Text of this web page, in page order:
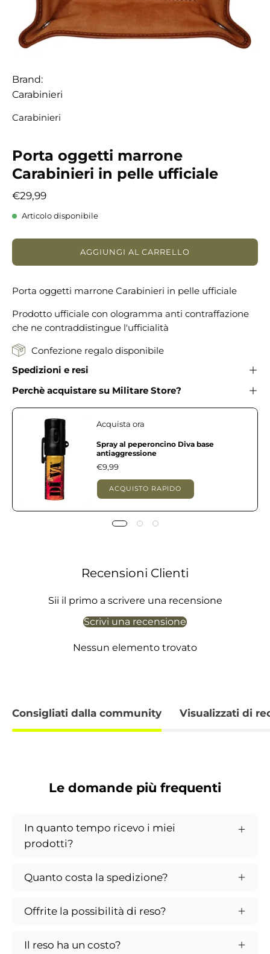
Brand:
Carabinieri
Carabinieri
Porta oggetti marrone
Carabinieri in pelle ufficiale
€29,99
Articolo disponibile
AGGIUNGI AL CARRELLO
Porta oggetti marrone Carabinieri in pelle ufficiale
Prodotto ufficiale con ologramma anti contraffazione
che ne contraddistingue l'ufficialità
Confezione regalo disponibile
Spedizioni e resi
Perchè acquistare su Militare Store?
Acquista ora
Spray al peperoncino Diva base
antiaggressione
€9,99
ACQUISTO RAPIDO
Recensioni Clienti
Sii il primo a scrivere una recensione
Scrivi una recensione
Nessun elemento trovato
Consigliati dalla community Visualizzati di
Le domande più frequenti
In quanto tempo ricevo i miei
prodotti?
Quanto costa la spedizione?
Offrite la possibilità di reso?
Il reso ha un costo?